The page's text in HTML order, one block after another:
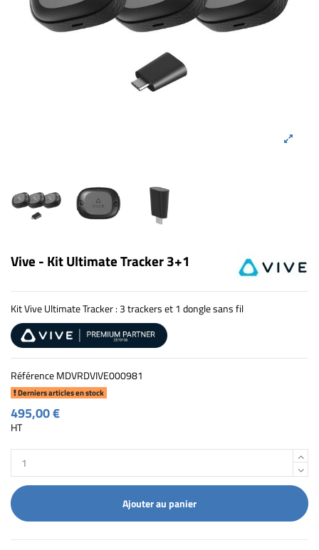
Vive - Kit Ultimate Tracker 3+1
Kit Vive Ultimate Tracker : 3 trackers et 1 dongle sans fil
RéférenceMDVRDVIVE000981
Derniers articles en stock
495,00 €
HT
Ajouter au panier